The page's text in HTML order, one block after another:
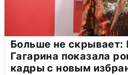
Больше не скрывает:
Гагарина показала
кадры с новым